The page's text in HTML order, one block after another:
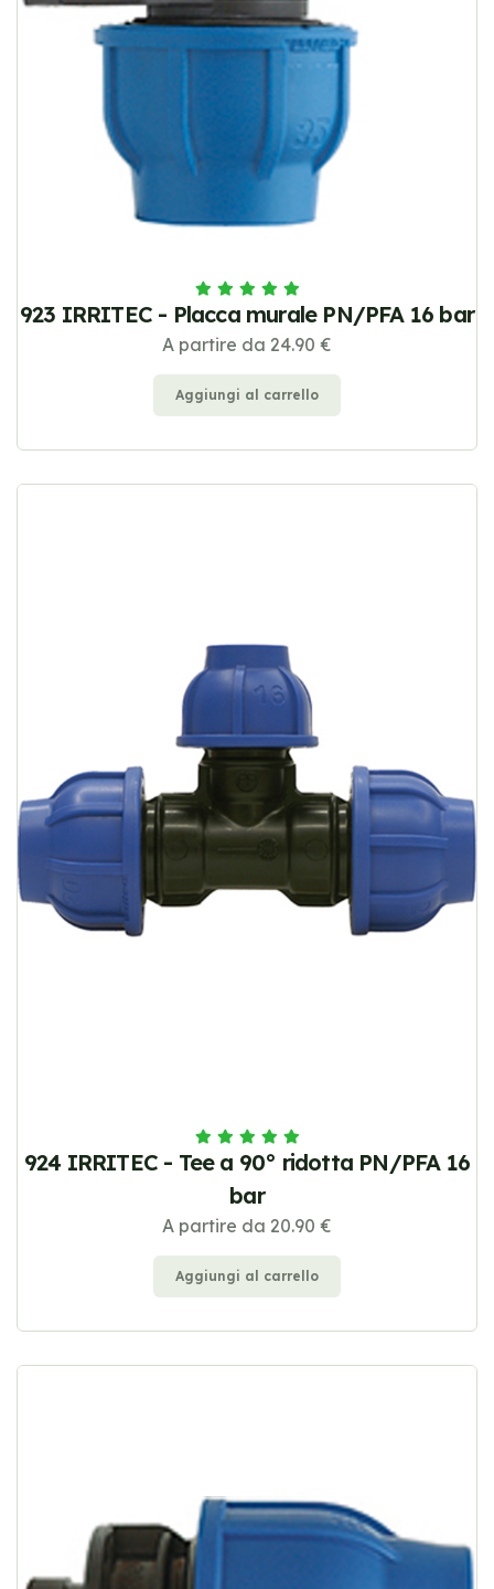
923 IRRITEC - Placca murale PN/PFA 16 bar
A partire da 24.90 €
Aggiungi al carrello
924 IRRITEC - Tee a 90° ridotta PN/PFA 16
bar
A partire da 20.90 €
Aggiungi al carrello